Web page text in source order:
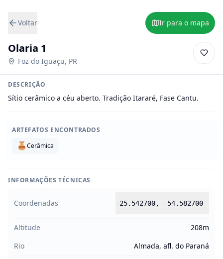
Voltar Ir para o mapa
Olaria 1
Foz do Iguaçu, PR
DESCRIÇÃO
Sítio cerâmico a céu aberto. Tradição Itararé, Fase Cantu.
ARTEFATOS ENCONTRADOS
Cerâmica
INFORMAÇÕES TÉCNICAS
Coordenadas -25.542700, -54.582700
Altitude
208m
Rio
Almada, afl. do Paraná